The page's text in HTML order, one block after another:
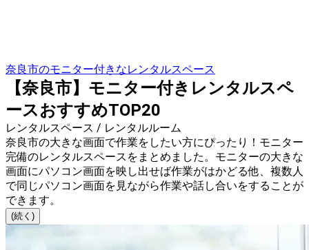
奈良市のモニター付きなレンタルスペース
【奈良市】モニター付きレンタルスペ
ースおすすめTOP20
レンタルスペース / レンタルルーム
奈良市の大きな画面で作業をしたい方にぴったり！モニター
完備のレンタルスペースをまとめました。モニターの大きな
画面にパソコン画面を映し出せば作業がはかどる他、複数人
で同じパソコン画面を見ながら作業や話し合いをすることが
できます。
(続く)